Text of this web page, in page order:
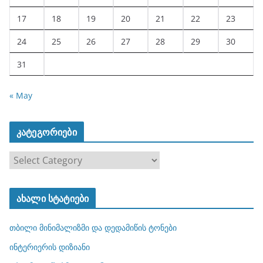
17 18 19 20 21 22 23
24 25 26 27 28 29 30
31
« May
კატეგორიები
ა
ტ
ო
რ
ახალი სტატიები
თბილი მინიმალიზმი და დედამიწის ტონები
ინტერიერის დიზიანი